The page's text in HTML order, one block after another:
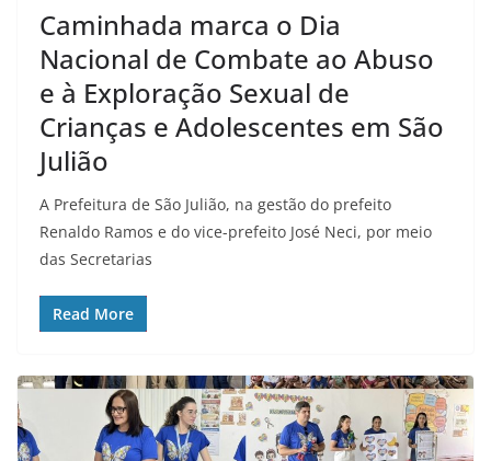
Caminhada marca o Dia
Nacional de Combate ao Abuso
e à Exploração Sexual de
Crianças e Adolescentes em São
Julião
A Prefeitura de São Julião, na gestão do prefeito
Renaldo Ramos e do vice-prefeito José Neci, por meio
das Secretarias
Read More